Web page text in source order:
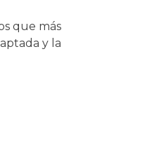
que más
y la